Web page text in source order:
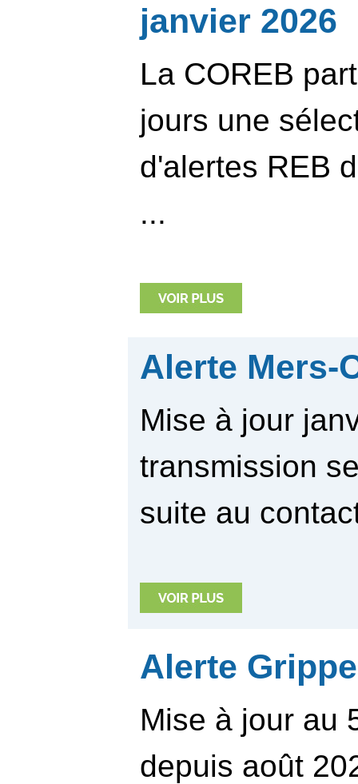
janvier 2026
La COREB
jours une
d'alertes REB
...
Alerte Mers-
Mise à jour
transmission
suite au
Alerte
Mise à jour au
depuis août